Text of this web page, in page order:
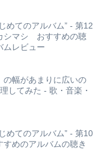
めてのアルバム” - 第12
シマシ おすすめの聴
ムレビュー
の幅があまりに広いの
してみた - 歌・音楽・
めてのアルバム” - 第10
めのアルバムの聴き